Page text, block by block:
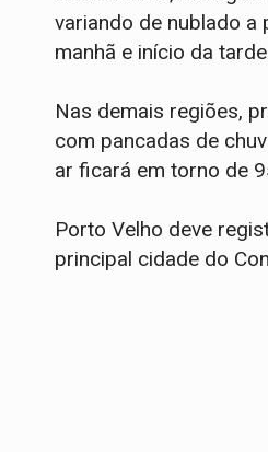
variando de nublado a
manhã e início da
Nas demais regiões,
com pancadas de
ar ficará em torno de
Porto Velho deve
principal cidade do